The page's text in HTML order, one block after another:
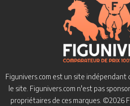
Figunivers.com est un site indépendant
le site. Figunivers.com n'est pas
propriétaires de ces marques. ©2026